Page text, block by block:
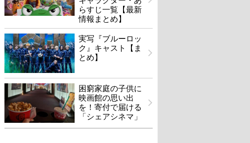
らすじ一覧【最新
情報まとめ】
実写『ブルーロッ
ク』キャスト【ま
とめ】
困窮家庭の子供に
映画館の思い出
を！寄付で届ける
「シェアシネマ」